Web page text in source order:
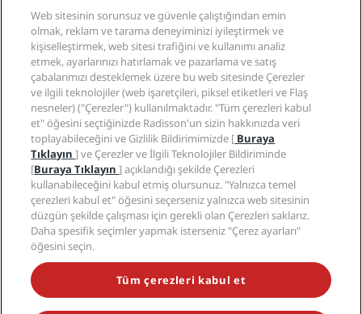
Radisson Hotels Uygulaması
Sports Approved oteller
Aile Dostu Oteller
Sağlık ve Güvenlik
Radisson Hotel Group
Medya
Kariyer RHG
Kariyer PPHE
EHL Kariyer
The Club by RHG
Geliştirme fırsatları
Sorumlu İşletme
Satın Alma
Yasal
Gizlilik Merkezi
Yasal bildirim
Radisson Rewards hüküm ve koşulları
Site kullanım sözleşmesi
Dijital Erişilebilirlik
Modern Kölelik Beyanı
Yardım
Tüketici uyarıları
İletişim
SSS
Site haritası
Sosyal medya
Radisson Hotels Markaları
POPÜLER KAMPANYALARIMIZI KAÇIRMAYIN
Web sitesinin sorunsuz ve güvenle çalıştığından emin
olmak, reklam ve tarama deneyiminizi iyileştirmek ve
kişiselleştirmek, web sitesi trafiğini ve kullanımı analiz
etmek, ayarlarınızı hatırlamak ve pazarlama ve satış
çabalarımızı desteklemek üzere bu web sitesinde Çerezler
ve ilgili teknolojiler (web işaretçileri, piksel etiketleri ve Flaş
nesneler) ("Çerezler") kullanılmaktadır. "Tüm çerezleri kabul
et" öğesini seçtiğinizde Radisson'un sizin hakkınızda veri
toplayabileceğini ve Gizlilik Bildirimimizde [ Buraya
Tıklayın] ve Çerezler ve İlgili Teknolojiler Bildiriminde
[Buraya Tıklayın] açıklandığı şekilde Çerezleri
kullanabileceğini kabul etmiş olursunuz. "Yalnızca temel
çerezleri kabul et" öğesini seçerseniz yalnızca web sitesinin
düzgün şekilde çalışması için gerekli olan Çerezleri saklarız.
Daha spesifik seçimler yapmak isterseniz "Çerez ayarları"
öğesini seçin.
Tüm çerezleri kabul et